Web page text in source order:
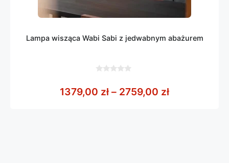
Lampa wisząca Wabi Sabi z jedwabnym abażurem
5
1379,00 zł – 2759,00 złZakres cen: